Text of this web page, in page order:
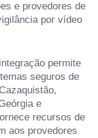
e provedores de
por vídeo
permite
seguros de
e
recursos de
aos provedores